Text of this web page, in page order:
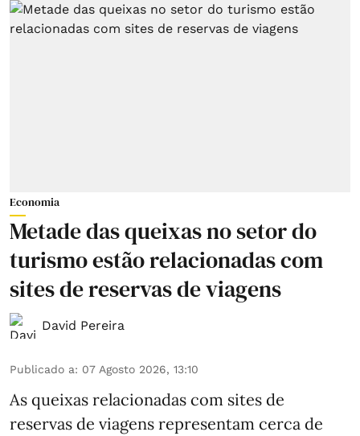
Economia
Metade das queixas no setor do
turismo estão relacionadas com
sites de reservas de viagens
David Pereira
Publicado a: 07 Agosto 2026, 13:10
As queixas relacionadas com sites de
reservas de viagens representam cerca de